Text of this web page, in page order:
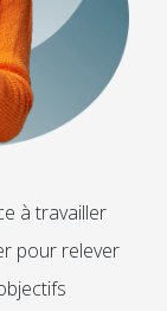
à travailler
pour relever